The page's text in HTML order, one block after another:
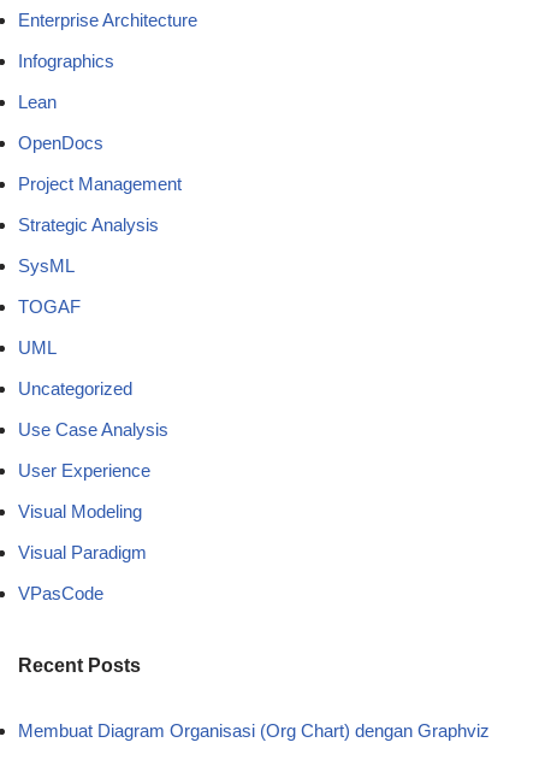
Enterprise Architecture
Infographics
Lean
OpenDocs
Project Management
Strategic Analysis
SysML
TOGAF
UML
Uncategorized
Use Case Analysis
User Experience
Visual Modeling
Visual Paradigm
VPasCode
Recent Posts
Membuat Diagram Organisasi (Org Chart) dengan Graphviz